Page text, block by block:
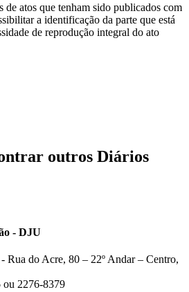
de atos que tenham sido publicados com
a identificação da parte que está
de reprodução integral do ato
outros Diários
- DJU
Rua do Acre, 80 – 22º Andar – Centro,
ou 2276-8379